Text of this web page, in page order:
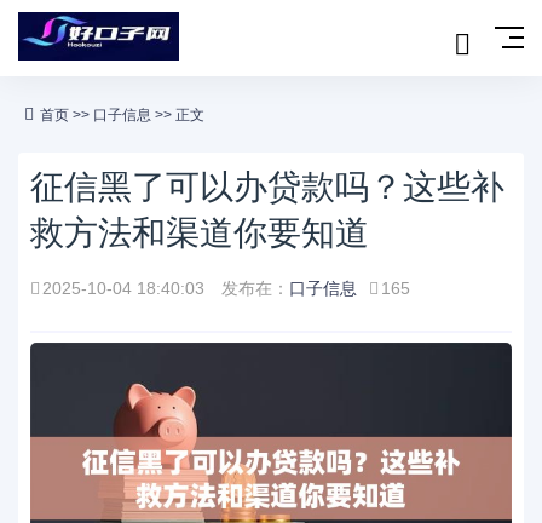
首页 >> 口子信息 >> 正文
征信黑了可以办贷款吗？这些补
救方法和渠道你要知道
2025-10-04 18:40:03 发布在： 口子信息 165